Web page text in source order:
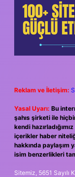
Reklam ve İletişim:
Yasal Uyarı: Bu
şahıs şirketi ile
kendi
içerikler haber
hakkında paylaşım
isim benzerlikleri
Sitemiz, 5651